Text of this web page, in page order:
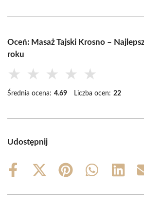
Oceń: Masaż Tajski Krosno –
roku
★ ★ ★ ★ ★
Średnia ocena: 4.69 Liczba ocen: 22
Udostępnij
Share
Share
(Twitter)
Share
Share
Share